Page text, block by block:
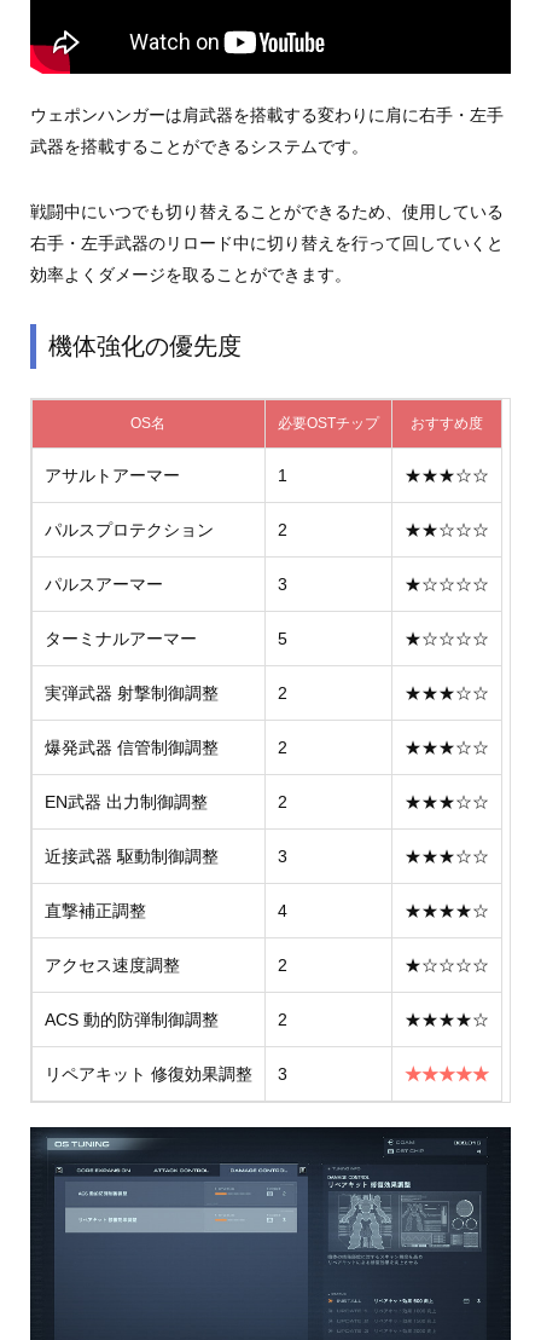
ウェポンハンガーは肩武器を搭載する変わりに肩に右手・左手
武器を搭載することができるシステムです。
戦闘中にいつでも切り替えることができるため、使用している
右手・左手武器のリロード中に切り替えを行って回していくと
効率よくダメージを取ることができます。
機体強化の優先度
OS名 必要OSTチップ おすすめ度
アサルトアーマー 1 ★★★☆☆
パルスプロテクション 2 ★★☆☆☆
パルスアーマー 3 ★☆☆☆☆
ターミナルアーマー 5 ★☆☆☆☆
実弾武器 射撃制御調整 2 ★★★☆☆
爆発武器 信管制御調整 2 ★★★☆☆
EN武器 出力制御調整 2 ★★★☆☆
近接武器 駆動制御調整 3 ★★★☆☆
直撃補正調整 4 ★★★★☆
アクセス速度調整 2 ★☆☆☆☆
ACS 動的防弾制御調整 2 ★★★★☆
リペアキット 修復効果調整 3 ★★★★★